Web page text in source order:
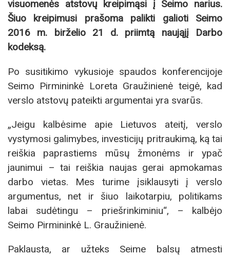
visuomenės atstovų kreipimąsi į Seimo narius.
Šiuo kreipimusi prašoma palikti galioti Seimo
2016 m. birželio 21 d. priimtą naująjį Darbo
kodeksą.
Po susitikimo vykusioje spaudos konferencijoje
Seimo Pirmininkė Loreta Graužinienė teigė, kad
verslo atstovų pateikti argumentai yra svarūs.
„Jeigu kalbėsime apie Lietuvos ateitį, verslo
vystymosi galimybes, investicijų pritraukimą, ką tai
reiškia paprastiems mūsų žmonėms ir ypač
jaunimui – tai reiškia naujas gerai apmokamas
darbo vietas. Mes turime įsiklausyti į verslo
argumentus, net ir šiuo laikotarpiu, politikams
labai sudėtingu – priešrinkiminiu“, – kalbėjo
Seimo Pirmininkė L. Graužinienė.
Paklausta, ar užteks Seime balsų atmesti